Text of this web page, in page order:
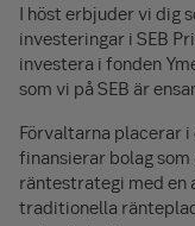
I höst erbjuder vi dig
investeringar i SEB
investera i fonden
som vi på SEB är
Förvaltarna placerar
finansierar bolag som
räntestrategi med en
traditionella